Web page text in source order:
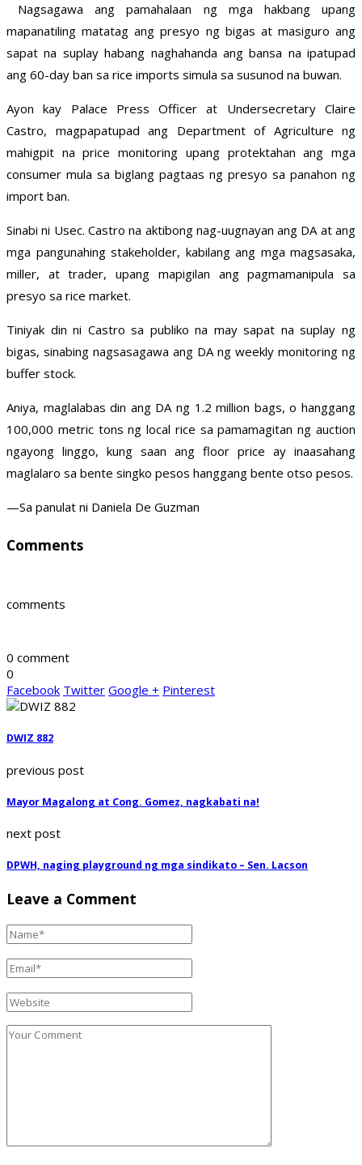
Nagsagawa ang pamahalaan ng mga hakbang upang
mapanatiling matatag ang presyo ng bigas at masiguro ang
sapat na suplay habang naghahanda ang bansa na ipatupad
ang 60-day ban sa rice imports simula sa susunod na buwan.
Ayon kay Palace Press Officer at Undersecretary Claire
Castro, magpapatupad ang Department of Agriculture ng
mahigpit na price monitoring upang protektahan ang mga
consumer mula sa biglang pagtaas ng presyo sa panahon ng
import ban.
Sinabi ni Usec. Castro na aktibong nag-uugnayan ang DA at ang
mga pangunahing stakeholder, kabilang ang mga magsasaka,
miller, at trader, upang mapigilan ang pagmamanipula sa
presyo sa rice market.
Tiniyak din ni Castro sa publiko na may sapat na suplay ng
bigas, sinabing nagsasagawa ang DA ng weekly monitoring ng
buffer stock.
Aniya, maglalabas din ang DA ng 1.2 million bags, o hanggang
100,000 metric tons ng local rice sa pamamagitan ng auction
ngayong linggo, kung saan ang floor price ay inaasahang
maglalaro sa bente singko pesos hanggang bente otso pesos.
—Sa panulat ni Daniela De Guzman
Comments
comments
0 comment
0
Facebook Twitter Google + Pinterest
DWIZ 882
previous post
Mayor Magalong at Cong. Gomez, nagkabati na!
next post
DPWH, naging playground ng mga sindikato – Sen. Lacson
Leave a Comment